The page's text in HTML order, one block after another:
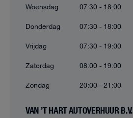
Woensdag
07:30 - 18:00
Donderdag
07:30 - 18:00
Vrijdag
07:30 - 19:00
Zaterdag
08:00 - 19:00
Zondag
20:00 - 21:00
VAN ’T HART AUTOVERHUUR B.V.